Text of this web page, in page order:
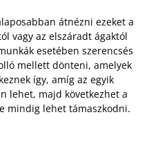
átnézni ezeket a
vagy az elszáradt ágaktól
esetében szerencsés
mellett dönteni, amelyek
így, amíg az egyik
lehet, majd következhet a
mindig lehet támaszkodni.